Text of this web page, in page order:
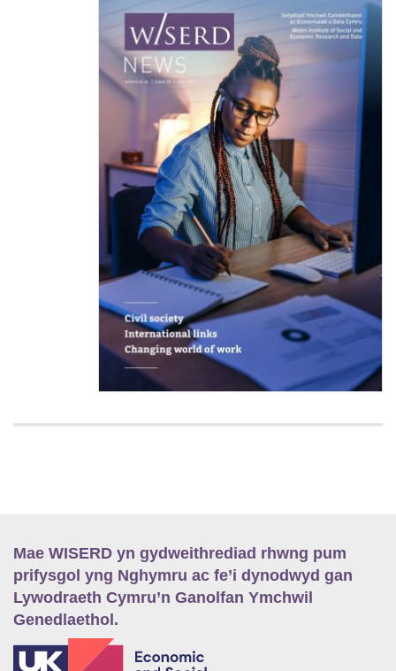
Mae WISERD yn gydweithrediad rhwng pum
prifysgol yng Nghymru ac fe’i dynodwyd gan
Lywodraeth Cymru’n Ganolfan Ymchwil
Genedlaethol.